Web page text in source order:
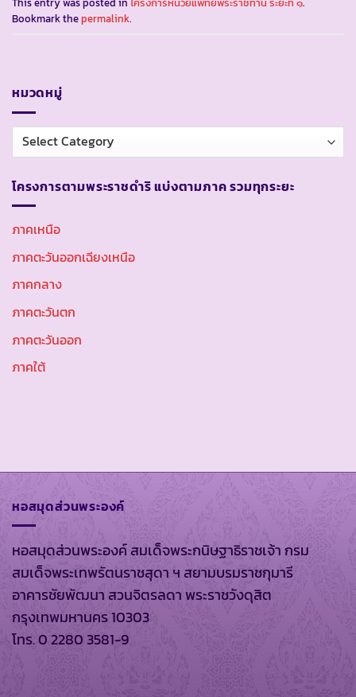
This entry was posted in โครงการหน่วยแพทย์พระราชทาน ระยะที่ ๑.
Bookmark thepermalink.
หมวดหมู่
หมวด
หมู่
โครงการตามพระราชดำริ แบ่งตามภาค รวมทุกระยะ
ภาคเหนือ
ภาคตะวันออกเฉียงเหนือ
ภาคกลาง
ภาคตะวันตก
ภาคตะวันออก
ภาคใต้
หอสมุดส่วนพระองค์
หอสมุดส่วนพระองค์ สมเด็จพระกนิษฐาธิราชเจ้า กรม
สมเด็จพระเทพรัตนราชสุดา ฯ สยามบรมราชกุมารี
อาคารชัยพัฒนา สวนจิตรลดา พระราชวังดุสิต
กรุงเทพมหานคร 10303
โทร. 0 2280 3581-9